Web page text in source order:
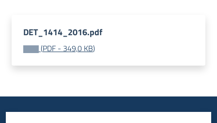
Piani
Programmi
Progetti
Fondo
DET_1414_2016.pdf
(PDF - 349,0 KB)